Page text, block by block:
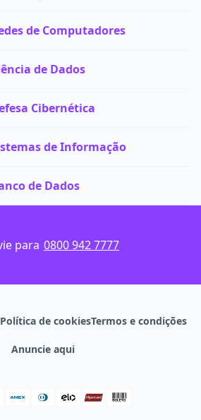
de Computadores
de Dados
Cibernética
de Informação
de Dados
para 0800 942 7777
Política de cookiesTermos e condições
Anuncie aqui